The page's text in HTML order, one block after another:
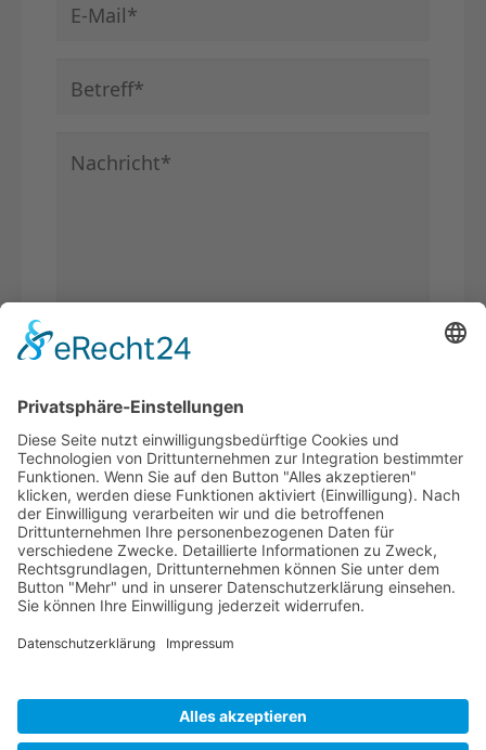
Pflichtfeld
E-Mail*
Pflichtfeld
Betreff*
Pflichtfeld
Nachricht*
die Summe aus 5 und 5?
Ich habe dieDatenschutzerklärung
gelesen und akzeptiere*
* Pflichtfelder
WERDEN SIEBVK-MITGLIED!